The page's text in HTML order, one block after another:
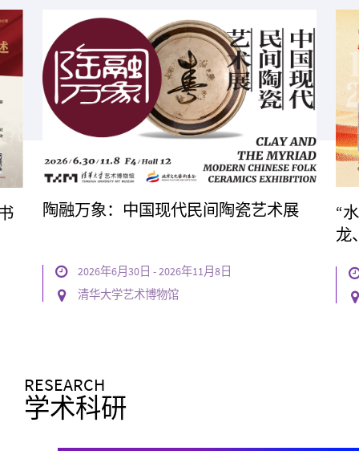
陶融万象：中国现代民间陶瓷艺术展

2026年6月30日 - 2026年11月8日

清华大学艺术博物馆
“
龙

RESEARCH
学术科研